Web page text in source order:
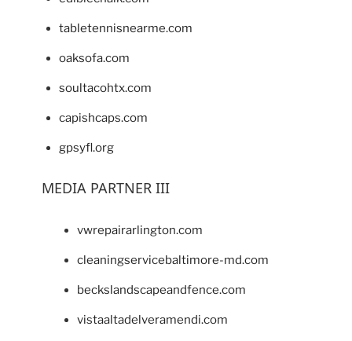
tabletennisnearme.com
oaksofa.com
soultacohtx.com
capishcaps.com
gpsyfl.org
MEDIA PARTNER III
vwrepairarlington.com
cleaningservicebaltimore-md.com
beckslandscapeandfence.com
vistaaltadelveramendi.com